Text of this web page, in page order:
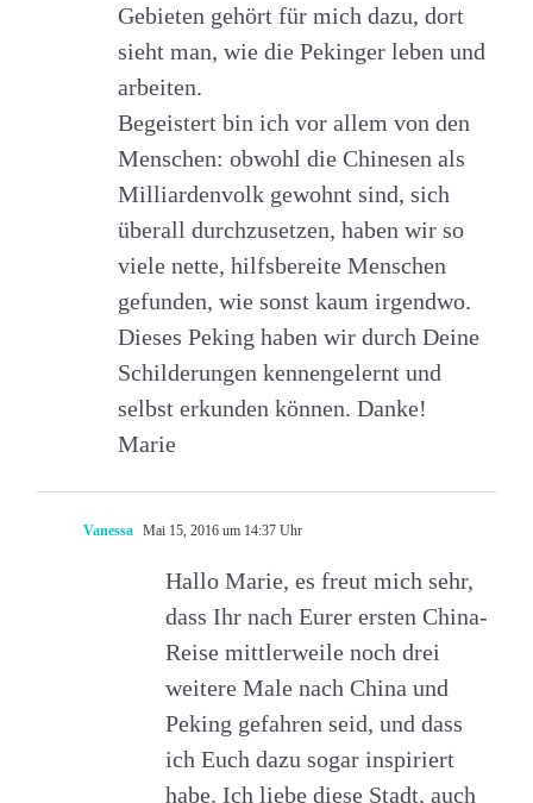
Gebieten gehört für mich dazu, dort
sieht man, wie die Pekinger leben und
arbeiten.
Begeistert bin ich vor allem von den
Menschen: obwohl die Chinesen als
Milliardenvolk gewohnt sind, sich
überall durchzusetzen, haben wir so
viele nette, hilfsbereite Menschen
gefunden, wie sonst kaum irgendwo.
Dieses Peking haben wir durch Deine
Schilderungen kennengelernt und
selbst erkunden können. Danke!
Marie
Vanessa Mai 15, 2016 um 14:37 Uhr
Hallo Marie, es freut mich sehr,
dass Ihr nach Eurer ersten China-
Reise mittlerweile noch drei
weitere Male nach China und
Peking gefahren seid, und dass
ich Euch dazu sogar inspiriert
habe. Ich liebe diese Stadt, auch